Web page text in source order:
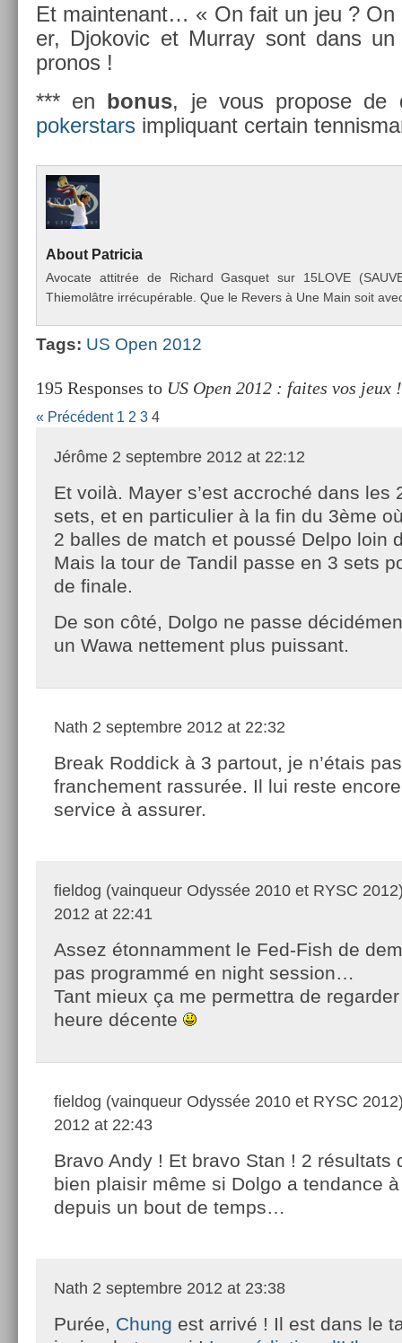
Et main­tenant… « On fait un jeu ?
er, Djokovic et Mur­ray sont dans
pro­nos !
*** en bonus, je vous pro­pose de
pokerstars im­pliquant cer­tain
About Pat­ricia
Avocate at­titrée de Ric­hard Gas­quet sur 15LOVE
Thiemolâtre irrécupérable. Que le Re­v­ers à Une Main soit
Tags: US Open 2012
195 Responses to US Open 2012 : faites vos jeux !
« Précédent 1 2 3 4
Jérôme 2 septembre 2012 at 22:12
Et voilà. Mayer s’est accroché dans les
sets, et en particulier à la fin du 3ème
2 balles de match et poussé Delpo loin
Mais la tour de Tandil passe en 3 sets
de finale.
De son côté, Dolgo ne passe
un Wawa nettement plus puissant.
Nath 2 septembre 2012 at 22:32
Break Roddick à 3 partout, je n’étais pas
franchement rassurée. Il lui reste
service à assurer.
fieldog (vainqueur Odyssée 2010 et RYSC
2012 at 22:41
Assez étonnamment le Fed-Fish de
pas programmé en night session…
Tant mieux ça me permettra de
heure décente
fieldog (vainqueur Odyssée 2010 et RYSC
2012 at 22:43
Bravo Andy ! Et bravo Stan ! 2 résultats
bien plaisir même si Dolgo a tendance
depuis un bout de temps…
Nath 2 septembre 2012 at 23:38
Purée, Chung est arrivé ! Il est dans le